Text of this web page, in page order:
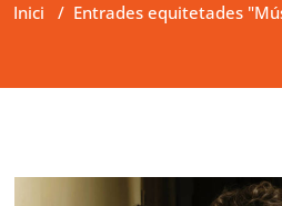
Inici / Entrades equitetades